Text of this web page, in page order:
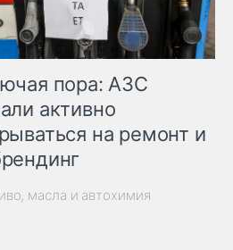
пора: АЗС
активно
на ремонт и
масла и автохимия